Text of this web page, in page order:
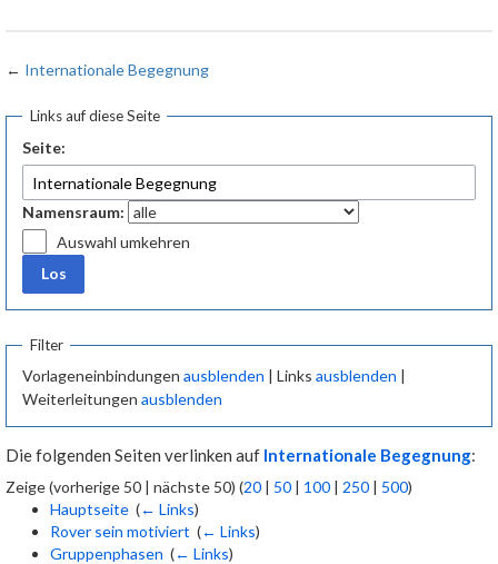
Abgrenzung zu anderen Stufen
Projekte
Projektmethode
Bucket List der Roverstufe
Methoden
Einführung in die Methoden
Methodenkoffer Wahlen
← Internationale Begegnung
Links auf diese Seite
Seite:
Namensraum:
Auswahl umkehren
Filter
Vorlageneinbindungen ausblenden | Links ausblenden |
Weiterleitungen ausblenden
Die folgenden Seiten verlinken auf Internationale Begegnung:
Zeige (vorherige 50 | nächste 50) (20 | 50 | 100 | 250 | 500)
Hauptseite (← Links)
Rover sein motiviert (← Links)
Gruppenphasen (← Links)